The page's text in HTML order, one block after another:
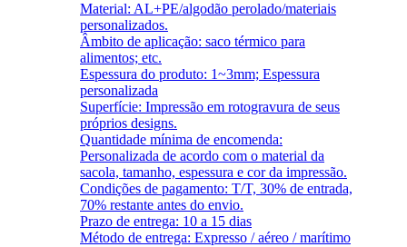
Material: AL+PE/algodão perolado/materiais
personalizados.
Âmbito de aplicação: saco térmico para
alimentos; etc.
Espessura do produto: 1~3mm; Espessura
personalizada
Superfície: Impressão em rotogravura de seus
próprios designs.
Quantidade mínima de encomenda:
Personalizada de acordo com o material da
sacola, tamanho, espessura e cor da impressão.
Condições de pagamento: T/T, 30% de entrada,
70% restante antes do envio.
Prazo de entrega: 10 a 15 dias
Método de entrega: Expresso / aéreo / marítimo